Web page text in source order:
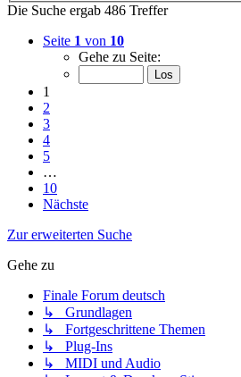
Die Suche ergab 486 Treffer
Seite 1 von 10
Gehe zu Seite:
1
2
3
4
5
…
10
Nächste
Zur erweiterten Suche
Gehe zu
Finale Forum deutsch
↳ Grundlagen
↳ Fortgeschrittene Themen
↳ Plug-Ins
↳ MIDI und Audio